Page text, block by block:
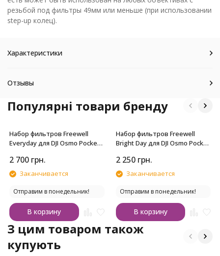
резьбой под фильтры 49мм или меньше (при использовании
step-up колец).
Характеристики
Отзывы
Популярні товари бренду
Набор фильтров Freewell
Everyday для DJI Osmo Pocket
2 700 грн.
Заканчивается
Отправим в понедельник!
В корзину
Набор фильтров Freewell
Bright Day для DJI Osmo Pocket
2 250 грн.
Заканчивается
Отправим в понедельник!
В корзину
З цим товаром також
купують